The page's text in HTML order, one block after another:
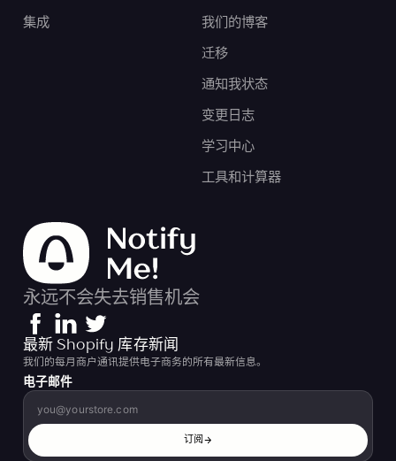
我们的博客
迁移
通知我状态
变更日志
学习中心
工具和计算器
集成
永远不会失去销售机会
最新 Shopify 库存新闻
我们的每月商户通讯提供电子商务的所有最新信息。
电子邮件
订阅